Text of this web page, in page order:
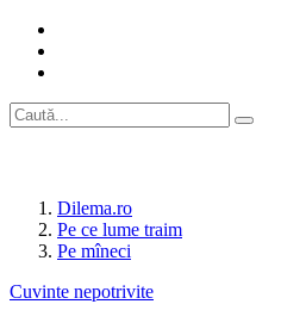
Dilema.ro
Pe ce lume traim
Pe mîneci
Cuvinte nepotrivite